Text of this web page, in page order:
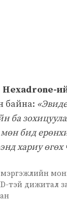
Hexadrone-
байна:
ба
бид
хариу
мэргэжлийн
тэй дижитал